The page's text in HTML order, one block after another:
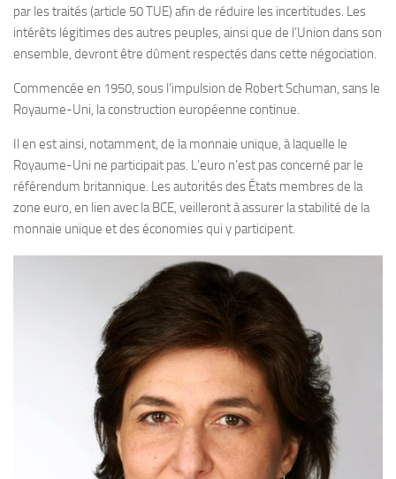
par les traités (article 50 TUE) afin de réduire les incertitudes. Les
intérêts légitimes des autres peuples, ainsi que de l’Union dans son
ensemble, devront être dûment respectés dans cette négociation.
Commencée en 1950, sous l’impulsion de Robert Schuman, sans le
Royaume-Uni, la construction européenne continue.
Il en est ainsi, notamment, de la monnaie unique, à laquelle le
Royaume-Uni ne participait pas. L’euro n’est pas concerné par le
référendum britannique. Les autorités des États membres de la
zone euro, en lien avec la BCE, veilleront à assurer la stabilité de la
monnaie unique et des économies qui y participent.